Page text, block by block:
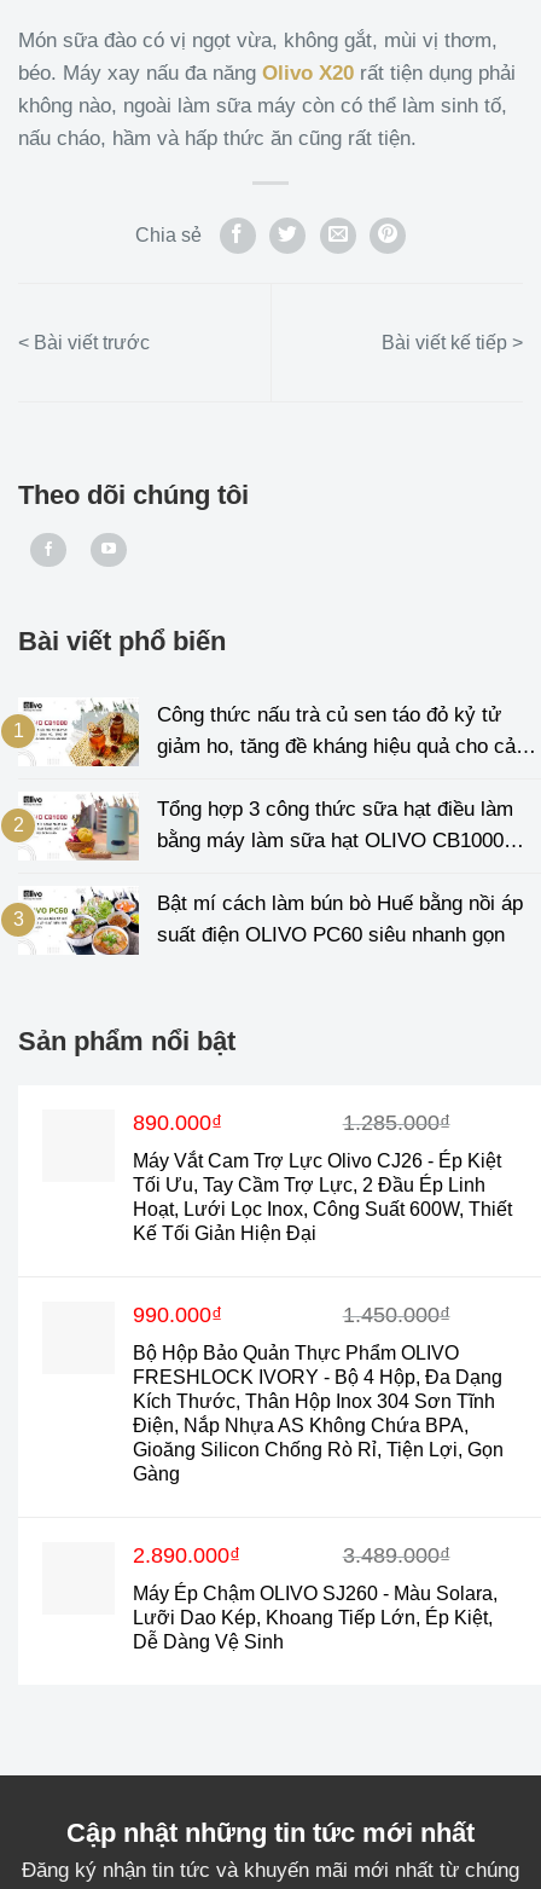
Món sữa đào có vị ngọt vừa, không gắt, mùi vị thơm,
béo. Máy xay nấu đa năng Olivo X20 rất tiện dụng phải
không nào, ngoài làm sữa máy còn có thể làm sinh tố,
nấu cháo, hầm và hấp thức ăn cũng rất tiện.
Chia sẻ
Theo dõi chúng tôi
Bài viết phổ biến
Công thức nấu trà củ sen táo đỏ kỷ tử
giảm ho, tăng đề kháng hiệu quả cho cả
Tổng hợp 3 công thức sữa hạt điều làm
bằng máy làm sữa hạt OLIVO CB1000
Bật mí cách làm bún bò Huế bằng nồi áp
suất điện OLIVO PC60 siêu nhanh gọn
Sản phẩm nổi bật
Máy Vắt Cam Trợ Lực Olivo CJ26 - Ép Kiệt
Tối Ưu, Tay Cầm Trợ Lực, 2 Đầu Ép Linh
Hoạt, Lưới Lọc Inox, Công Suất 600W, Thiết
Kế Tối Giản Hiện Đại
1.285.000₫
Giá
là:
1.285.000₫.
890.000₫
Giá
tại
là:
890.000₫.
Bộ Hộp Bảo Quản Thực Phẩm OLIVO
FRESHLOCK IVORY - Bộ 4 Hộp, Đa Dạng
Kích Thước, Thân Hộp Inox 304 Sơn Tĩnh
Điện, Nắp Nhựa AS Không Chứa BPA,
Gioăng Silicon Chống Rò Rỉ, Tiện Lợi, Gọn
Gàng
1.450.000₫
Giá
là:
1.450.000₫.
990.000₫
Giá
tại
là:
990.000₫.
Máy Ép Chậm OLIVO SJ260 - Màu Solara,
Lưỡi Dao Kép, Khoang Tiếp Lớn, Ép Kiệt,
Dễ Dàng Vệ Sinh
3.489.000₫
Giá
là:
3.489.000₫.
2.890.000₫
Giá
tại
là:
2.890.000₫.
Cập nhật những tin tức mới nhất
Đăng ký nhận tin tức và khuyến mãi mới nhất từ chúng